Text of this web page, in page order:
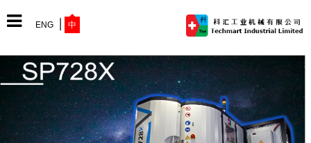
ENG 中
网站首页
公司简介